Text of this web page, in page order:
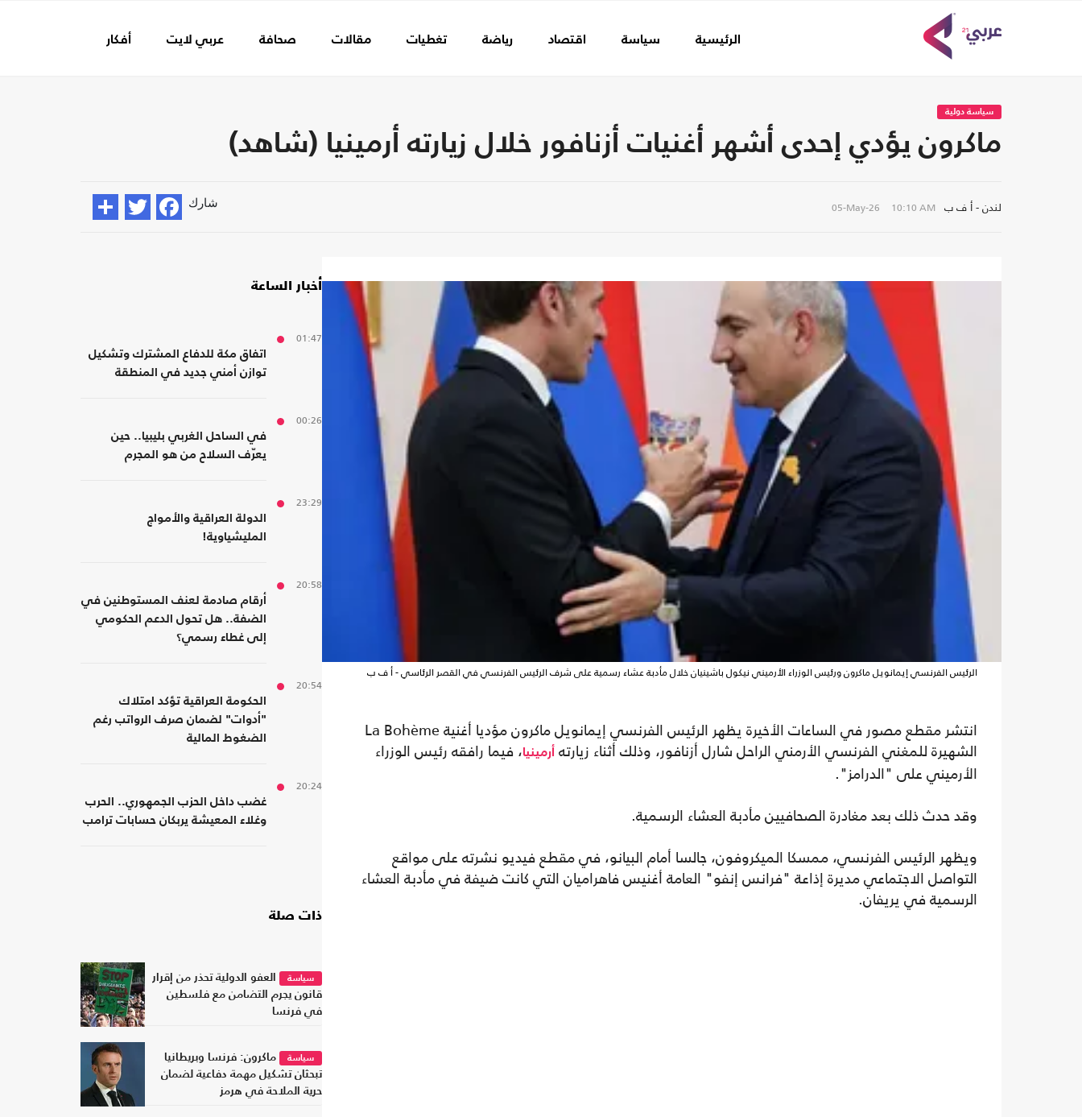
الرئيسية سياسة اقتصاد رياضة تغطيات مقالات صحافة عربي لايت أفكار
سياسة دولية
ماكرون يؤدي إحدى أشهر أغنيات أزنافور خلال زيارته أرمينيا (شاهد)
لندن - أ ف ب 05-May-26 10:10 AM شارك
الرئيس الفرنسي إيمانويل ماكرون ورئيس الوزراء الأرميني نيكول باشينيان خلال مأدبة عشاء رسمية على شرف الرئيس الفرنسي في القصر الرئاسي - أ ف ب
انتشر مقطع مصور في الساعات الأخيرة يظهر الرئيس الفرنسي إيمانويل ماكرون مؤديا أغنية La Bohème
الشهيرة للمغني الفرنسي الأرمني الراحل شارل أزنافور، وذلك أثناء زيارته أرمينيا، فيما رافقه رئيس الوزراء
الأرميني على "الدرامز".
وقد حدث ذلك بعد مغادرة الصحافيين مأدبة العشاء الرسمية.
ويظهر الرئيس الفرنسي، ممسكا الميكروفون، جالسا أمام البيانو، في مقطع فيديو نشرته على مواقع
التواصل الاجتماعي مديرة إذاعة "فرانس إنفو" العامة أغنيس فاهراميان التي كانت ضيفة في مأدبة العشاء
الرسمية في يريفان.
أخبار الساعة
01:47
اتفاق مكة للدفاع المشترك وتشكيل
توازن أمني جديد في المنطقة
00:26
في الساحل الغربي بليبيا.. حين
يعرّف السلاح من هو المجرم
23:29
الدولة العراقية والأمواج
المليشياوية!
20:58
أرقام صادمة لعنف المستوطنين في
الضفة.. هل تحول الدعم الحكومي
إلى غطاء رسمي؟
20:54
الحكومة العراقية تؤكد امتلاك
"أدوات" لضمان صرف الرواتب رغم
الضغوط المالية
20:24
غضب داخل الحزب الجمهوري.. الحرب
وغلاء المعيشة يربكان حسابات ترامب
ذات صلة
سياسة
العفو الدولية تحذر من إقرار
قانون يجرم التضامن مع فلسطين
في فرنسا
سياسة
ماكرون: فرنسا وبريطانيا
تبحثان تشكيل مهمة دفاعية لضمان
حرية الملاحة في هرمز